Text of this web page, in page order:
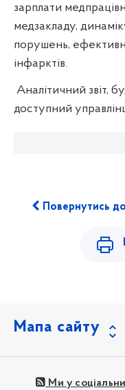
зарплати
медзакладу,
порушень,
інфарктів.
Аналітичний звіт,
доступний
Повернутись
Мапа сайту
Ми у